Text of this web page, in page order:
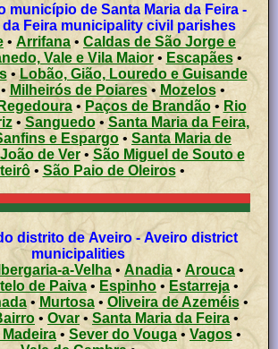
de Santa Maria da Feira -
da Feira municipality civil parishes
• Arrifana • Caldas de São Jorge e
Vale e Vila Maior• Escapães•
•Lobão, Gião, Louredo e Guisande
Milheirós de Poiares• Mozelos•
• Paços de Brandão• Rio
• Sanguedo•Santa Maria da Feira,
e Espargo • Santa Maria de
de Ver• São Miguel de Souto e
• São Paio de Oleiros•
distrito de Aveiro - Aveiro district
municipalities
a-Velha • Anadia • Arouca •
de Paiva • Espinho • Estarreja •
•Murtosa• Oliveira de Azeméis•
• Ovar•Santa Maria da Feira •
• Sever do Vouga • Vagos•